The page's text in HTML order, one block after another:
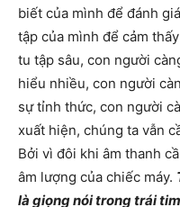
biết của mình để đánh
tập của mình để cảm
tu tập sâu, con người
hiểu nhiều, con người
sự tỉnh thức, con người
xuất hiện, chúng ta vẫn
Bởi vì đôi khi âm thanh
âm lượng của chiếc máy.
là giọng nói trong trái